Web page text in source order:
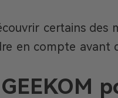
certains des
en compte avant